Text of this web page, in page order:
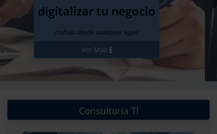
y ahora
anual
Ver Planes
Consultoría TI